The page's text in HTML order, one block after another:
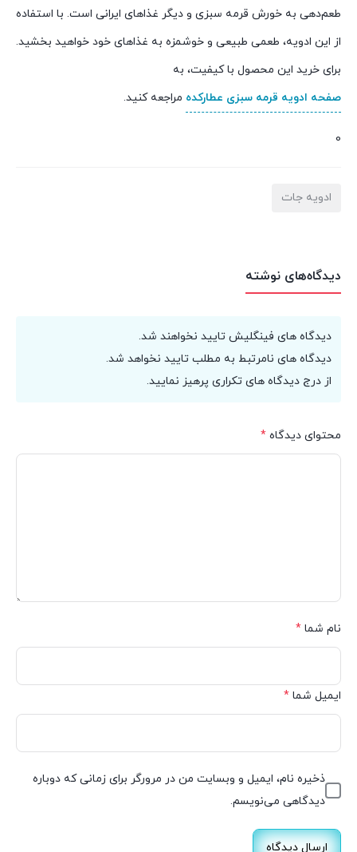
طعم‌دهی به خورش قرمه سبزی و دیگر غذاهای ایرانی است. با استفاده
از این ادویه، طعمی طبیعی و خوشمزه به غذاهای خود خواهید بخشید.
برای خرید این محصول با کیفیت، به
صفحه ادویه قرمه سبزی عطارکده مراجعه کنید.
0
ادویه جات
دیدگاه‌های نوشته
دیدگاه های فینگلیش تایید نخواهند شد.
دیدگاه های نامرتبط به مطلب تایید نخواهد شد.
از درج دیدگاه های تکراری پرهیز نمایید.
محتوای دیدگاه *
نام شما *
ایمیل شما *
ذخیره نام، ایمیل و وبسایت من در مرورگر برای زمانی که دوباره
دیدگاهی می‌نویسم.